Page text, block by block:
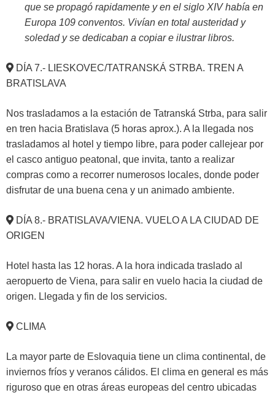
que se propagó rapidamente y en el siglo XIV había en
Europa 109 conventos. Vivían en total austeridad y
soledad y se dedicaban a copiar e ilustrar libros.
DÍA 7.- LIESKOVEC/TATRANSKÁ STRBA. TREN A
BRATISLAVA
Nos trasladamos a la estación de Tatranská Strba, para salir
en tren hacia Bratislava (5 horas aprox.). A la llegada nos
trasladamos al hotel y tiempo libre, para poder callejear por
el casco antiguo peatonal, que invita, tanto a realizar
compras como a recorrer numerosos locales, donde poder
disfrutar de una buena cena y un animado ambiente.
DÍA 8.- BRATISLAVA/VIENA. VUELO A LA CIUDAD DE
ORIGEN
Hotel hasta las 12 horas. A la hora indicada traslado al
aeropuerto de Viena, para salir en vuelo hacia la ciudad de
origen. Llegada y fin de los servicios.
CLIMA
La mayor parte de Eslovaquia tiene un clima continental, de
inviernos fríos y veranos cálidos. El clima en general es más
riguroso que en otras áreas europeas del centro ubicadas